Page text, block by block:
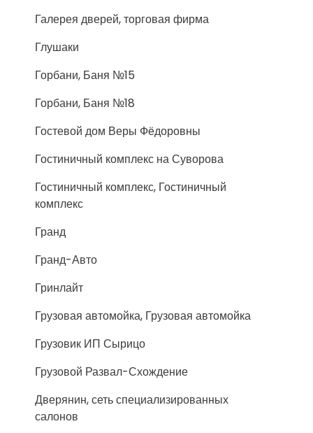
Галерея дверей, торговая фирма
Глушаки
Горбани, Баня №15
Горбани, Баня №18
Гостевой дом Веры Фёдоровны
Гостиничный комплекс на Суворова
Гостиничный комплекс, Гостиничный
комплекс
Гранд
Гранд-Авто
Гринлайт
Грузовая автомойка, Грузовая автомойка
Грузовик ИП Сырицо
Грузовой Развал-Схождение
Дверянин, сеть специализированных
салонов